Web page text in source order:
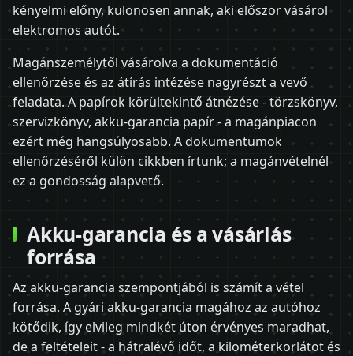
kényelmi előny, különösen annak, aki először vásárol
elektromos autót.
Magánszemélytől vásárolva a dokumentáció
ellenőrzése és az átírás intézése nagyrészt a vevő
feladata. A papírok körültekintő átnézése - törzskönyv,
szervizkönyv, akku-garancia papír - a magánpiacon
ezért még hangsúlyosabb. A dokumentumok
ellenőrzéséről külön cikkben írtunk; a magánvételnél
ez a gondosság alapvető.
Akku-garancia és a vásárlás
forrása
Az akku-garancia szempontjából is számít a vétel
forrása. A gyári akku-garancia magához az autóhoz
kötődik, így elvileg mindkét úton érvényes maradhat,
de a feltételeit - a hátralévő időt, a kilométerkorlátot és